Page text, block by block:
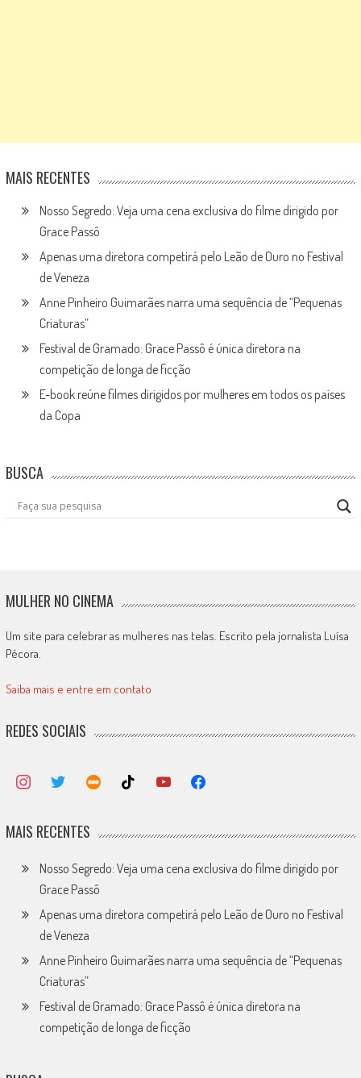
MAIS RECENTES
Nosso Segredo: Veja uma cena exclusiva do filme dirigido por
Grace Passô
Apenas uma diretora competirá pelo Leão de Ouro no Festival
de Veneza
Anne Pinheiro Guimarães narra uma sequência de “Pequenas
Criaturas”
Festival de Gramado: Grace Passô é única diretora na
competição de longa de ficção
E-book reúne filmes dirigidos por mulheres em todos os países
da Copa
BUSCA
MULHER NO CINEMA
Um site para celebrar as mulheres nas telas. Escrito pela jornalista Luísa
Pécora.
Saiba mais e entre em contato
REDES SOCIAIS
MAIS RECENTES
Nosso Segredo: Veja uma cena exclusiva do filme dirigido por
Grace Passô
Apenas uma diretora competirá pelo Leão de Ouro no Festival
de Veneza
Anne Pinheiro Guimarães narra uma sequência de “Pequenas
Criaturas”
Festival de Gramado: Grace Passô é única diretora na
competição de longa de ficção